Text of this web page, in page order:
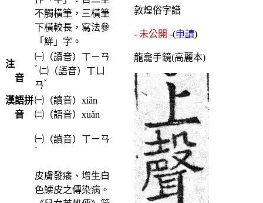
不觸橫筆，三橫筆
下橫較長，寫法參
「鮮」字。
注
音
㈠（讀音） ㄒㄧㄢ
ˇ ㈡（語音） ㄒㄩ
ㄢˇ
漢語拼
音
㈠（讀音）xiǎn
㈡（語音）xuǎn
㈠（讀音） ㄒㄧㄢ
ˇ
皮膚發癢、增生白
色鱗皮之傳染病。
敦煌俗字譜
- 未公開 -(申請)
龍龕手鏡(高麗本)